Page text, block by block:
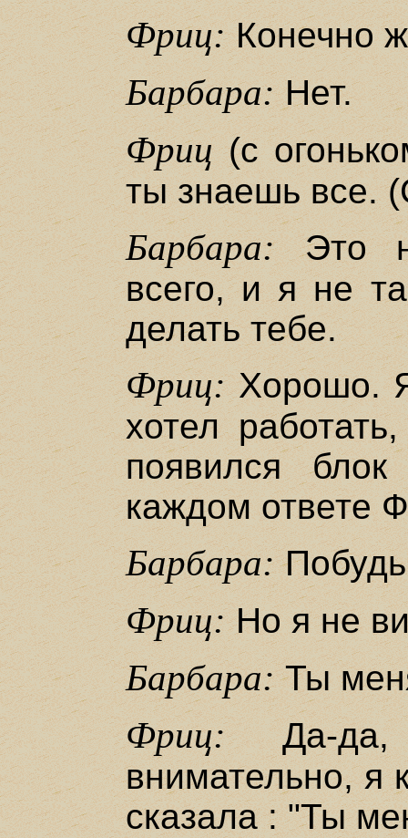
Фриц:Конечно
Барбара:Нет.
Фриц(с
ты знаешь все.
Барбара: Это
всего, и я не
делать тебе.
Фриц:Хорошо.
хотел
появился
каждом ответе
Барбара:
Фриц:Но я не
Барбара:Ты
Фриц:Да-да,
внимательно, я
сказала : "Ты